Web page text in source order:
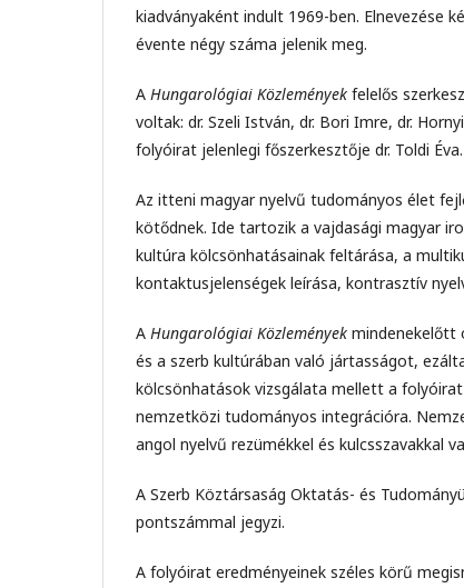
kiadványaként indult 1969-ben. Elnevezése
évente négy száma jelenik meg.
A Hungarológiai Közlemények felelős
voltak: dr. Szeli István, dr. Bori Imre, dr.
folyóirat jelenlegi főszerkesztője dr. Toldi Éva.
Az itteni magyar nyelvű tudományos élet
kötődnek. Ide tartozik a vajdasági magyar
kultúra kölcsönhatásainak feltárása, a
kontaktusjelenségek leírása, kontrasztív
A Hungarológiai Közlemények mindenekelőtt
és a szerb kultúrában való jártasságot,
kölcsönhatások vizsgálata mellett a
nemzetközi tudományos integrációra.
angol nyelvű rezümékkel és kulcsszavakkal
A Szerb Köztársaság Oktatás- és
pontszámmal jegyzi.
A folyóirat eredményeinek széles körű